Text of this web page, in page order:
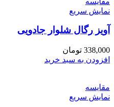
نمایش سریع
آویز رگال شلوار جادویی
338,000 تومان
افزودن به سبد خرید
مقايسه
نمایش سریع